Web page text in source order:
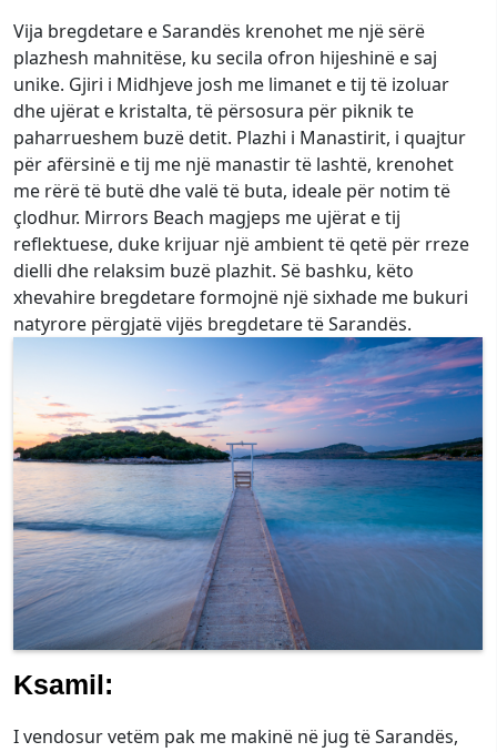
Vija bregdetare e Sarandës krenohet me një sërë
plazhesh mahnitëse, ku secila ofron hijeshinë e saj
unike. Gjiri i Midhjeve josh me limanet e tij të izoluar
dhe ujërat e kristalta, të përsosura për piknik te
paharrueshem buzë detit. Plazhi i Manastirit, i quajtur
për afërsinë e tij me një manastir të lashtë, krenohet
me rërë të butë dhe valë të buta, ideale për notim të
çlodhur. Mirrors Beach magjeps me ujërat e tij
reflektuese, duke krijuar një ambient të qetë për rreze
dielli dhe relaksim buzë plazhit. Së bashku, këto
xhevahire bregdetare formojnë një sixhade me bukuri
natyrore përgjatë vijës bregdetare të Sarandës.
Ksamil:
I vendosur vetëm pak me makinë në jug të Sarandës,